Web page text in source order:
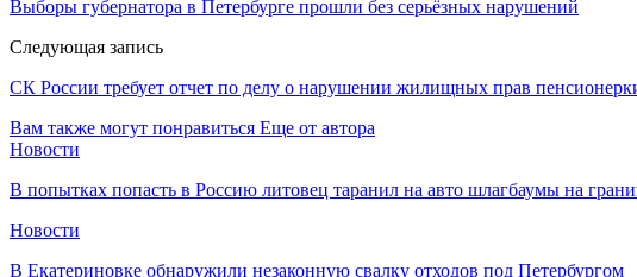
Выборы губернатора в Петербурге прошли без серьёзных нарушений
Следующая запись
СК России требует отчет по делу о нарушении жилищных прав
Вам также могут понравиться Еще от автора
Новости
В попытках попасть в Россию литовец таранил на авто шлагбаумы на
Новости
В Екатериновке обнаружили незаконную свалку отходов под Петербургом